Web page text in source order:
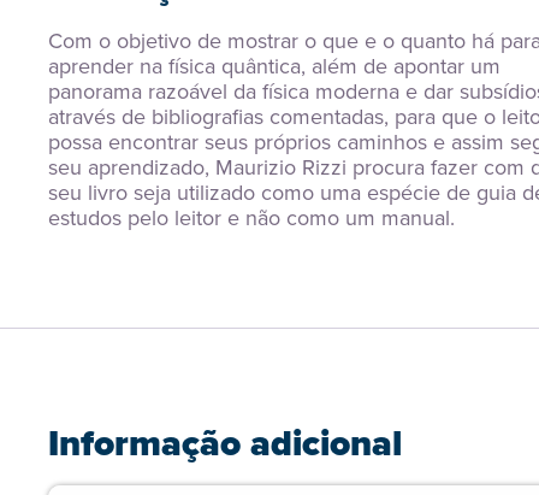
Com o objetivo de mostrar o que e o quanto há
aprender na física quântica, além de apontar um
panorama razoável da física moderna e dar
através de bibliografias comentadas, para que o
possa encontrar seus próprios caminhos e assim
seu aprendizado, Maurizio Rizzi procura fazer com
seu livro seja utilizado como uma espécie de guia
estudos pelo leitor e não como um manual.
Informação adicional